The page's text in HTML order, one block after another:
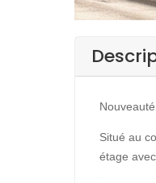
Situé au
étage